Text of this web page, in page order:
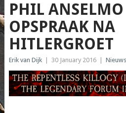
PHIL
OPSPRAAK NA
HITLERGROET
Erik van Dijk 30 January 2016 Nieuws